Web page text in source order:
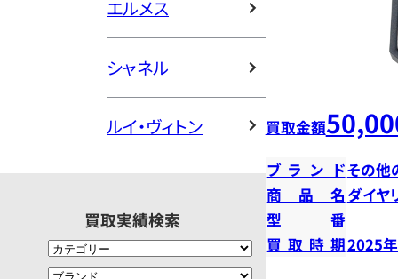
エルメス
シャネル
ルイ・ヴィトン
買取実績検索
買取金額
ブランドその他
商品名ダイヤ
型番
買取時期2025